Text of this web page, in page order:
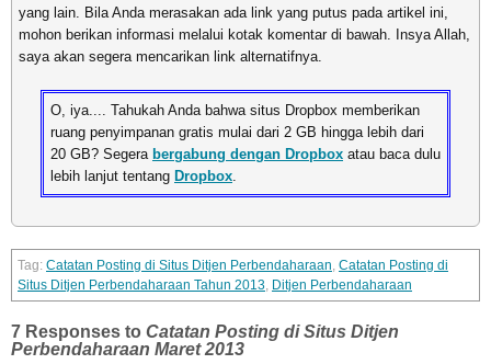
yang lain. Bila Anda merasakan ada link yang putus pada artikel ini,
mohon berikan informasi melalui kotak komentar di bawah. Insya Allah,
saya akan segera mencarikan link alternatifnya.
O, iya.... Tahukah Anda bahwa situs Dropbox memberikan
ruang penyimpanan gratis mulai dari 2 GB hingga lebih dari
20 GB? Segera bergabung dengan Dropbox atau baca dulu
lebih lanjut tentang Dropbox.
Catatan Posting di Situs Ditjen Perbendaharaan, Catatan Posting di
Situs Ditjen Perbendaharaan Tahun 2013, Ditjen Perbendaharaan
7 Responses to Catatan Posting di Situs Ditjen
Perbendaharaan Maret 2013